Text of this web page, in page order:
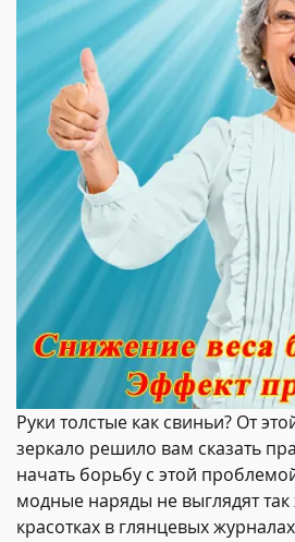
Руки толстые как свиньи? От
зеркало решило вам сказать
начать борьбу с этой
модные наряды не выглядят
красотках в глянцевых